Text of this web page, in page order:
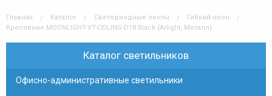
Главная Каталог Светодиодные ленты
Гибкий неон
Крепление MOONLIGHT-VT-CEILING-D18 Black (Arlight, Металл)
Каталог светильников
Офисно-административные светильники